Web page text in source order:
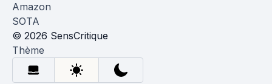
Amazon
SOTA
© 2026 SensCritique
Thème